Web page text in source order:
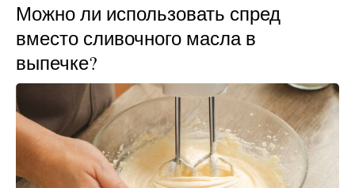
Можно ли использовать спред
вместо сливочного масла в
выпечке?